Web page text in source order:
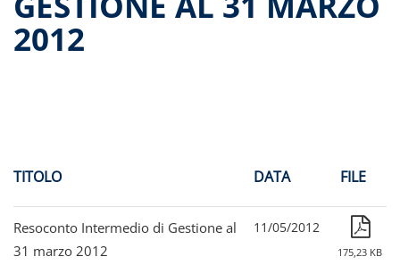
Contatti
Tutti i documenti
2012
TITOLO DATA FILE
Resoconto Intermedio di Gestione al
31 marzo 2012
11/05/2012
175,23 KB